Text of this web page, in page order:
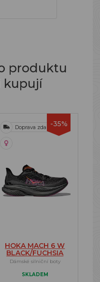
produktu
kupují
-35%
Doprava zdarma
HOKA MACH 6 W
BLACK/FUCHSIA
Dámské silniční boty
SKLADEM